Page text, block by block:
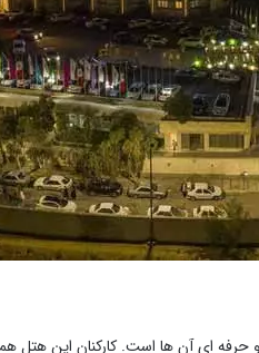
حرفه ای آن ها است. کارکنان این هتل